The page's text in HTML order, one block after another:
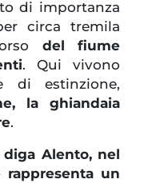
di importanza
circa tremila
del fiume
. Qui vivono
di estinzione,
la ghiandaia
.
diga Alento, nel
rappresenta un